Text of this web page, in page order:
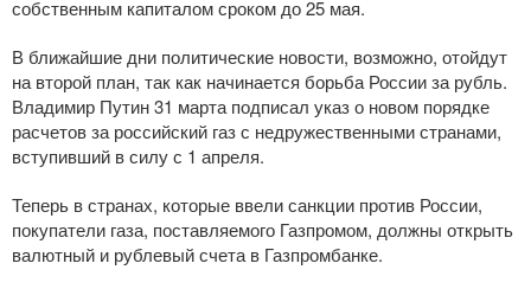
собственным капиталом сроком до 25 мая.
В ближайшие дни политические новости, возможно, отойдут
на второй план, так как начинается борьба России за рубль.
Владимир Путин 31 марта подписал указ о новом порядке
расчетов за российский газ с недружественными странами,
вступивший в силу с 1 апреля.
Теперь в странах, которые ввели санкции против России,
покупатели газа, поставляемого Газпромом, должны открыть
валютный и рублевый счета в Газпромбанке.